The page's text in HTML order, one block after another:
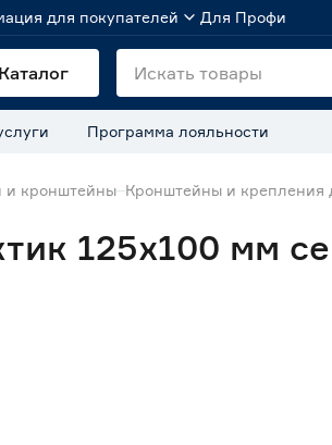
для покупателей Для Профи
Каталог
Программа лояльности
и кронштейны Кронштейны и крепления
125х100 мм